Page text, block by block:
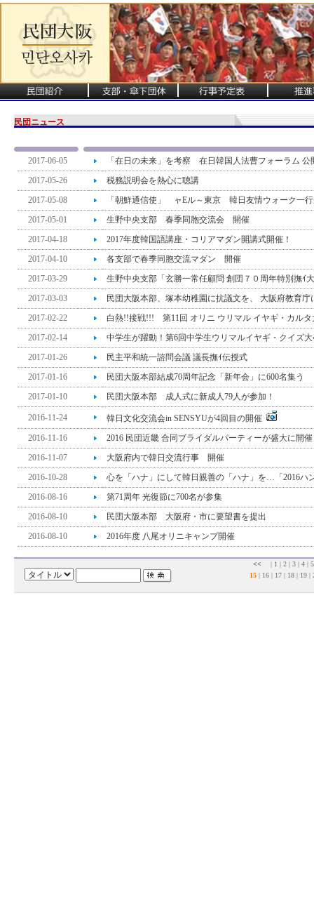
民団ニュース
2017-06-05
「在日の未来」を考察 在日韓国人法曹フォーラム 公
2017-05-26
税務説明会を熱心に聴講
2017-05-08
「朝鮮通信使」 ャEル～東京 韓日友情ウォーク一
2017-05-01
生野中央支部 春季同胞交流会 開催
2017-04-18
2017年度韓国語講座・コリアマダン開講式開催！
2017-04-10
各支部で春季同胞交流マダン 開催
2017-03-29
生野中央支部「玄勝一常任顧問 創団７０周年特別撫ｲ
2017-03-03
民団大阪本部、塚本幼稚園に抗議文を、 大阪府教育庁
2017-02-22
白熱!!接戦!!! 第11回 オリニ ウリマル イヤギ・カルタ
2017-02-14
中学生が躍動！第6回中学生ウリマルイヤギ・クイズ
2017-01-26
民主平和統一諮問会議 議長撫ｲ伝授式
2017-01-16
民団大阪本部結成70周年記念「新年会」に600名集う
2017-01-10
民団大阪本部 成人式に新成人79人が参加！
2016-11-24
韓日文化交流会in SENSYUが4回目の開催
2016-11-16
2016 民団近畿 合同ブライダルパーティーが盛大に開催
2016-11-07
大阪府内で韓日交流行事 開催
2016-10-28
心を「ハナ」にして韓日親善の「ハナ」を…「2016ハ
2016-08-16
第71周年 光復節に700名が参集
2016-08-10
民団大阪本部 大阪府・市に要望書を提出
2016-08-10
2016年度 八尾オリニキャンプ開催
<< | 1 | 2 | 3 | 4 |
15 | 16 | 17 | 18 | 19 |